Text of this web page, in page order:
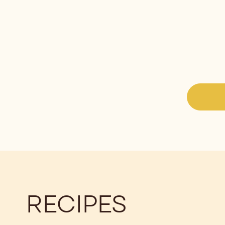
RECIPES